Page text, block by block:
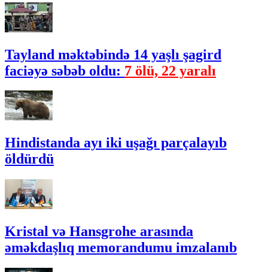
Tayland məktəbində 14 yaşlı şagird
faciəyə səbəb oldu: 7 ölü, 22 yaralı
Hindistanda ayı iki uşağı parçalayıb
öldürdü
Kristal və Hansgrohe arasında
əməkdaşlıq memorandumu imzalanıb